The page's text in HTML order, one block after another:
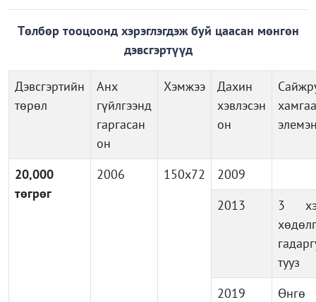
Төлбөр тооцоонд хэрэглэгдэж буй цаасан мөнгөн
дэвсгэртүүд
Дэвсгэртийн
төрөл
Анх
гүйлгээнд
гаргасан
он
Хэмжээ
Дахин
хэвлэсэн
он
20,000
төгрөг
2006 150x72
2009
2013
3
тууз
2019